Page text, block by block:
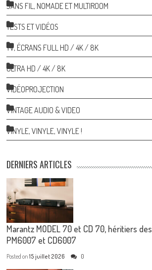
SANS FIL, NOMADE ET MULTIROOM
TESTS ET VIDÉOS
TV, ÉCRANS FULL HD / 4K / 8K
ULTRA HD / 4K / 8K
VIDÉOPROJECTION
VINTAGE AUDIO & VIDEO
VINYLE, VINYLE, VINYLE !
DERNIERS ARTICLES
Marantz MODEL 70 et CD 70, héritiers des
PM6007 et CD6007
Posted on15 juillet 2026 0